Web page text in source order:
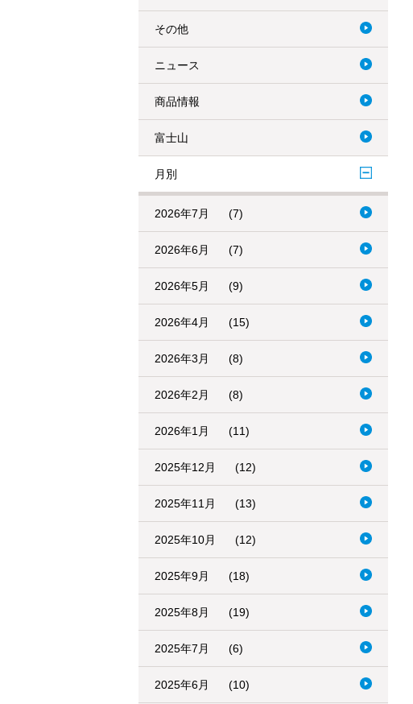
その他
ニュース
商品情報
富士山
月別
2026年7月 (7)
2026年6月 (7)
2026年5月 (9)
2026年4月 (15)
2026年3月 (8)
2026年2月 (8)
2026年1月 (11)
2025年12月 (12)
2025年11月 (13)
2025年10月 (12)
2025年9月 (18)
2025年8月 (19)
2025年7月 (6)
2025年6月 (10)